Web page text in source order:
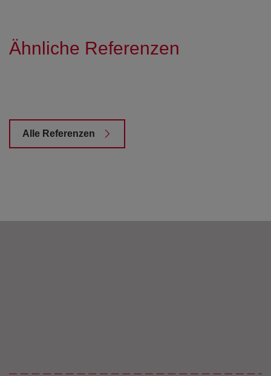
Ähnliche Referenzen
Alle Referenzen